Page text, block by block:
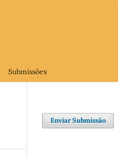
Submissões
Enviar Submissão